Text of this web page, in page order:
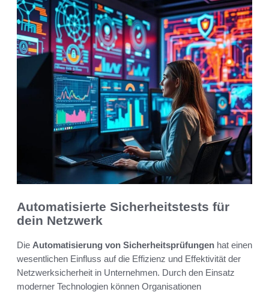
Automatisierte Sicherheitstests für
dein Netzwerk
Die Automatisierung von Sicherheitsprüfungen hat einen
wesentlichen Einfluss auf die Effizienz und Effektivität der
Netzwerksicherheit in Unternehmen. Durch den Einsatz
moderner Technologien können Organisationen